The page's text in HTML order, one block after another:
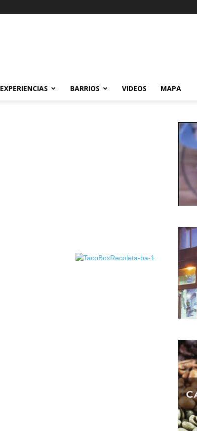
EXPERIENCIAS BARRIOS VIDEOS MAPA